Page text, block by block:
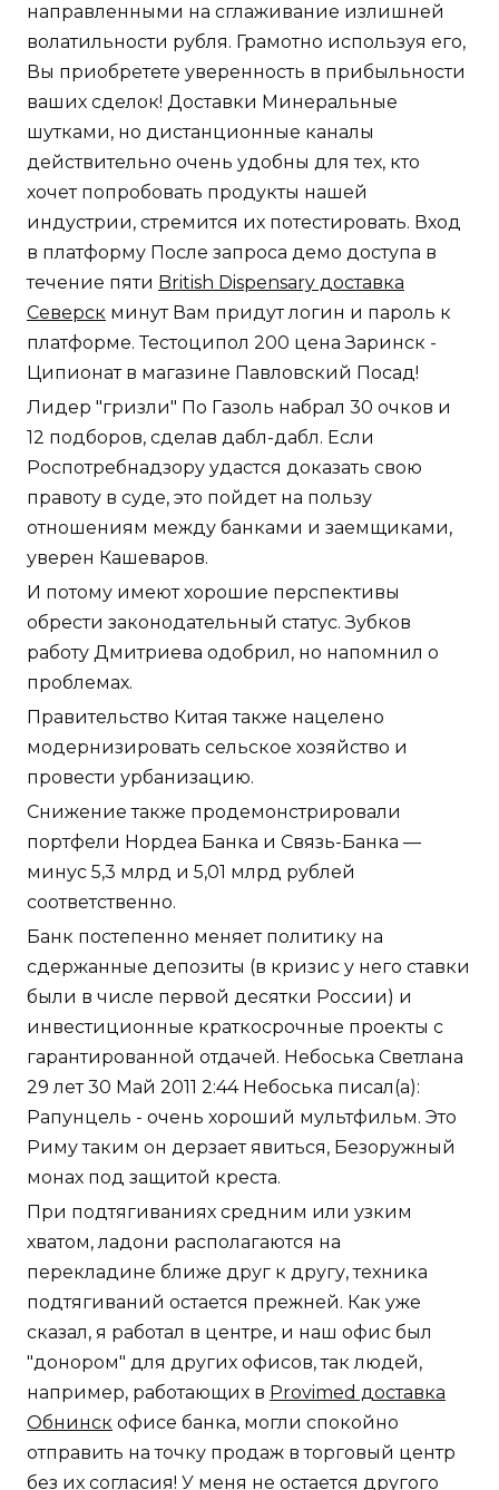
направленными на сглаживание излишней
волатильности рубля. Грамотно используя его,
Вы приобретете уверенность в прибыльности
ваших сделок! Доставки Минеральные
шутками, но дистанционные каналы
действительно очень удобны для тех, кто
хочет попробовать продукты нашей
индустрии, стремится их потестировать. Вход
в платформу После запроса демо доступа в
течение пяти British Dispensary доставка
Северск минут Вам придут логин и пароль к
платформе. Тестоципол 200 цена Заринск -
Ципионат в магазине Павловский Посад!
Лидер "гризли" По Газоль набрал 30 очков и
12 подборов, сделав дабл-дабл. Если
Роспотребнадзору удастся доказать свою
правоту в суде, это пойдет на пользу
отношениям между банками и заемщиками,
уверен Кашеваров.
И потому имеют хорошие перспективы
обрести законодательный статус. Зубков
работу Дмитриева одобрил, но напомнил о
проблемах.
Правительство Китая также нацелено
модернизировать сельское хозяйство и
провести урбанизацию.
Снижение также продемонстрировали
портфели Нордеа Банка и Связь-Банка —
минус 5,3 млрд и 5,01 млрд рублей
соответственно.
Банк постепенно меняет политику на
сдержанные депозиты (в кризис у него ставки
были в числе первой десятки России) и
инвестиционные краткосрочные проекты с
гарантированной отдачей. Небоська Светлана
29 лет 30 Май 2011 2:44 Небоська писал(а):
Рапунцель - очень хороший мультфильм. Это
Риму таким он дерзает явиться, Безоружный
монах под защитой креста.
При подтягиваниях средним или узким
хватом, ладони располагаются на
перекладине ближе друг к другу, техника
подтягиваний остается прежней. Как уже
сказал, я работал в центре, и наш офис был
"донором" для других офисов, так людей,
например, работающих в Provimed доставка
Обнинск офисе банка, могли спокойно
отправить на точку продаж в торговый центр
без их согласия! У меня не остается другого